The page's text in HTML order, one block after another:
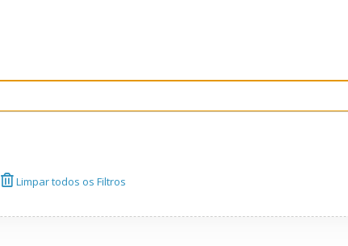
Limpar todos os Filtros